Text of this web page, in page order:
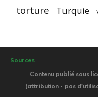
torture Turquie
Sources
Contenu publié sous
(attribution - pas